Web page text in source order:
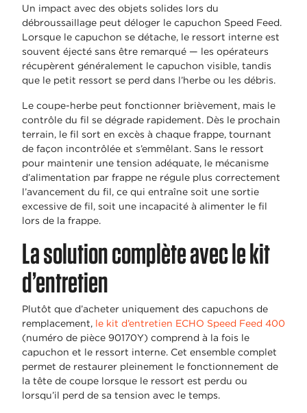
Un impact avec des objets solides lors du
débroussaillage peut déloger le capuchon Speed Feed.
Lorsque le capuchon se détache, le ressort interne est
souvent éjecté sans être remarqué — les opérateurs
récupèrent généralement le capuchon visible, tandis
que le petit ressort se perd dans l’herbe ou les débris.
Le coupe-herbe peut fonctionner brièvement, mais le
contrôle du fil se dégrade rapidement. Dès le prochain
terrain, le fil sort en excès à chaque frappe, tournant
de façon incontrôlée et s’emmêlant. Sans le ressort
pour maintenir une tension adéquate, le mécanisme
d’alimentation par frappe ne régule plus correctement
l’avancement du fil, ce qui entraîne soit une sortie
excessive de fil, soit une incapacité à alimenter le fil
lors de la frappe.
La solution complète avec le kit
d’entretien
Plutôt que d’acheter uniquement des capuchons de
remplacement, le kit d’entretien ECHO Speed Feed 400
(numéro de pièce 90170Y) comprend à la fois le
capuchon et le ressort interne. Cet ensemble complet
permet de restaurer pleinement le fonctionnement de
la tête de coupe lorsque le ressort est perdu ou
lorsqu’il perd de sa tension avec le temps.